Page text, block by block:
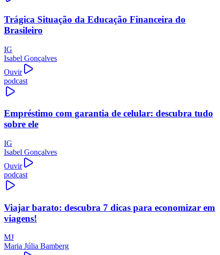
Trágica Situação da Educação Financeira do
Brasileiro
IG
Isabel Gonçalves
Ouvir
podcast
Empréstimo com garantia de celular: descubra tudo
sobre ele
IG
Isabel Gonçalves
Ouvir
podcast
Viajar barato: descubra 7 dicas para economizar em
viagens!
MJ
Maria Júlia Bamberg